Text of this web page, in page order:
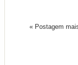
« Postagem